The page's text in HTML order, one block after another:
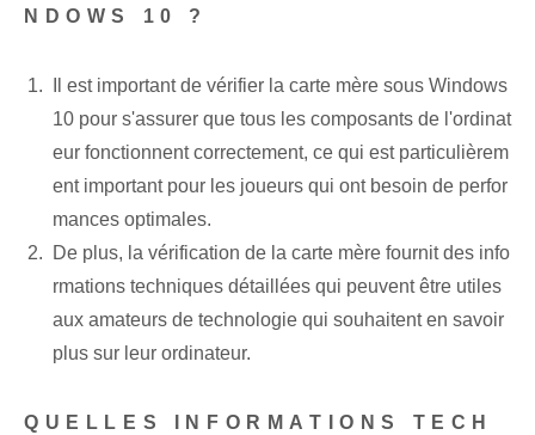
NDOWS 10 ?
Il est important de vérifier la carte mère sous Windows
10 pour s'assurer que tous les composants de l'ordinat
eur fonctionnent correctement, ce qui est particulièrem
ent important pour les joueurs qui ont besoin de perfor
mances optimales.
De plus, la vérification de la carte mère fournit des info
rmations techniques détaillées qui peuvent être utiles
aux amateurs de technologie qui souhaitent en savoir
plus sur leur ordinateur.
QUELLES INFORMATIONS TECH